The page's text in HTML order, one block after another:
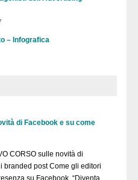
– Infografica
di Facebook e su come
CORSO sulle novità di
branded post Come gli editori
su Facebook. “Diventa